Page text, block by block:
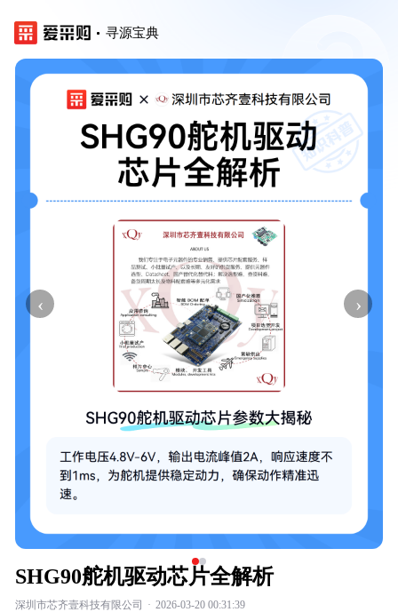
寻源宝典
‹ ›
SHG90舵机驱动芯片全解析
深圳市芯齐壹科技有限公司 · 2026-03-20 00:31:39